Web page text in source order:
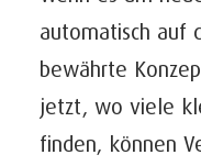
automatisch auf
bewährte
jetzt, wo viele
finden, können